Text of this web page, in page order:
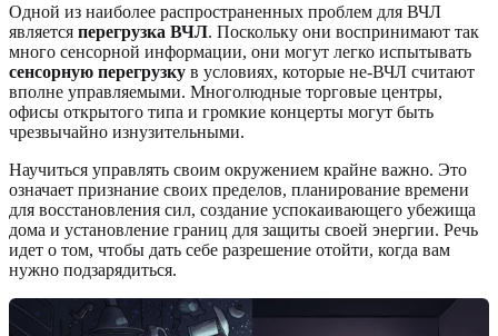
Одной из наиболее распространенных проблем для ВЧЛ
является перегрузка ВЧЛ. Поскольку они воспринимают так
много сенсорной информации, они могут легко испытывать
сенсорную перегрузку в условиях, которые не-ВЧЛ считают
вполне управляемыми. Многолюдные торговые центры,
офисы открытого типа и громкие концерты могут быть
чрезвычайно изнузительными.
Научиться управлять своим окружением крайне важно. Это
означает признание своих пределов, планирование времени
для восстановления сил, создание успокаивающего убежища
дома и установление границ для защиты своей энергии. Речь
идет о том, чтобы дать себе разрешение отойти, когда вам
нужно подзарядиться.